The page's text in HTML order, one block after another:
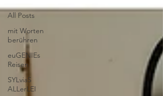
All Posts
mit Worten
berühren
euGENIEs
Reisen
SYLviaS
ALLerLEI